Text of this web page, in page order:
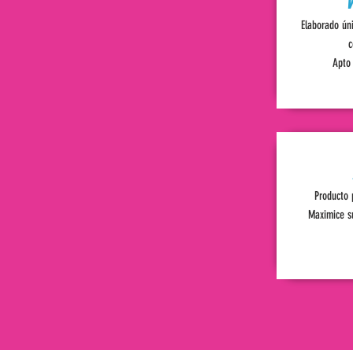
Elaborado
Maximice